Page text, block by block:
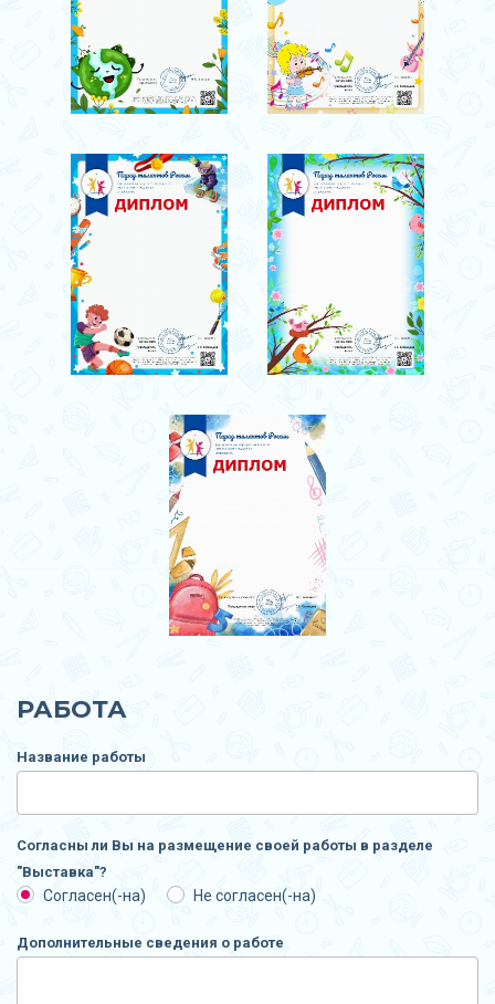
РАБОТА
Название работы
Согласны ли Вы на размещение своей работы в разделе
"Выставка"?
Согласен(-на) Не согласен(-на)
Дополнительные сведения о работе